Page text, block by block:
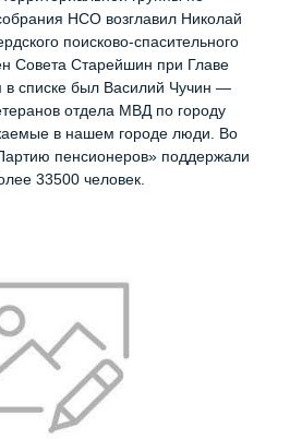
НСО возглавил Николай
поисково-спасительного
Совета Старейшин при Главе
в списке был Василий Чучин —
отдела МВД по городу
в нашем городе люди. Во
пенсионеров» поддержали
33500 человек.